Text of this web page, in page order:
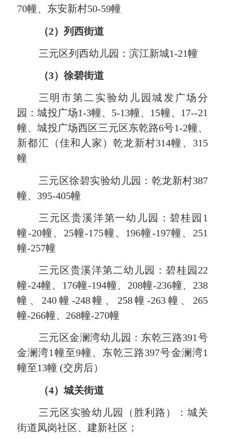
70幢、东安新村50-59幢
（2）列西街道
三元区列西幼儿园 ：滨江新城1-21幢
（3）徐碧街道
三明市第二实验幼儿园城发广场分
园：城投广场1-3幢、5-13幢、15幢、17--21
幢、城投广场西区三元区东乾路6号1-2幢、
新都汇（佳和人家）乾龙新村314幢、315
幢
三元 区徐碧实验幼儿园：乾龙新村387
幢、395-405幢
三元 区贵溪洋第一幼儿园：碧桂园 1
幢-20幢、25幢-175幢、196幢-197幢、251
幢-257幢
三元 区贵溪洋第二幼儿园：碧桂园 22
幢-24幢、176幢-194幢、208幢-236幢、238
幢、240幢-248幢、258幢-263幢、265
幢-266幢、268幢-270幢
三元 区金澜湾幼儿园：东乾三路391号
金澜湾1幢至9幢、东乾三路397号金澜湾1
幢至13幢 (交房后）
（4）城关街道
三元区实验幼儿园（胜利路） ： 城关
街道凤岗社区、建新社区 ；